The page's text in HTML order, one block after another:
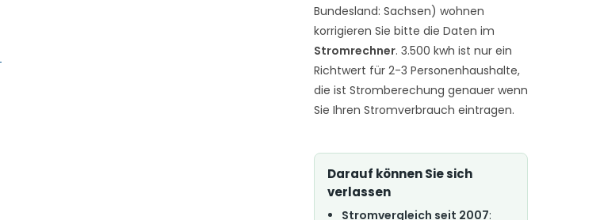
Bundesland: Sachsen) wohnen
korrigieren Sie bitte die Daten im
Stromrechner. 3.500 kwh ist nur ein
Richtwert für 2-3 Personenhaushalte,
die ist Stromberechung genauer wenn
Sie Ihren Stromverbrauch eintragen.
Darauf können Sie sich
verlassen
Stromvergleich seit 2007: